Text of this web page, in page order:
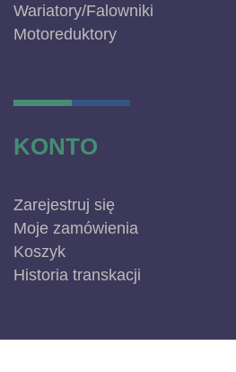
Wariatory/Falowniki
Motoreduktory
KONTO
Zarejestruj się
Moje zamówienia
Koszyk
Historia transkacji